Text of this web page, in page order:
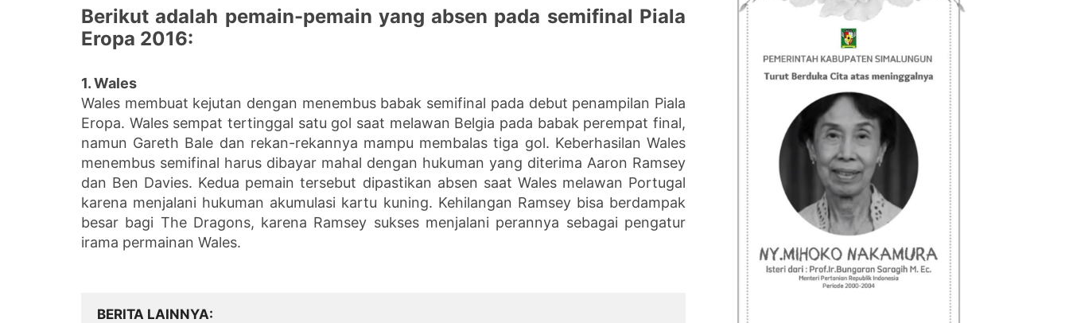
Berikut adalah pemain-pemain yang absen pada semifinal Piala
Eropa 2016:
1. Wales
Wales membuat kejutan dengan menembus babak semifinal pada debut penampilan Piala
Eropa. Wales sempat tertinggal satu gol saat melawan Belgia pada babak perempat final,
namun Gareth Bale dan rekan-rekannya mampu membalas tiga gol. Keberhasilan Wales
menembus semifinal harus dibayar mahal dengan hukuman yang diterima Aaron Ramsey
dan Ben Davies. Kedua pemain tersebut dipastikan absen saat Wales melawan Portugal
karena menjalani hukuman akumulasi kartu kuning. Kehilangan Ramsey bisa berdampak
besar bagi The Dragons, karena Ramsey sukses menjalani perannya sebagai pengatur
irama permainan Wales.
BERITA LAINNYA